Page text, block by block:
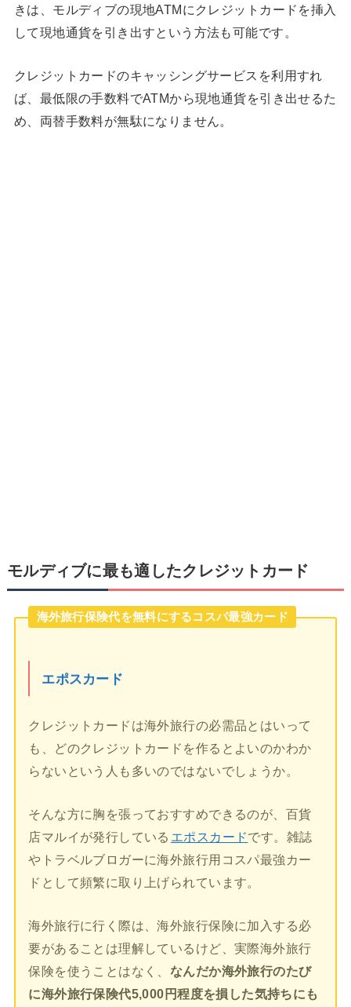
きは、モルディブの現地ATMにクレジットカードを挿入
して現地通貨を引き出すという方法も可能です。
クレジットカードのキャッシングサービスを利用すれ
ば、最低限の手数料でATMから現地通貨を引き出せるた
め、両替手数料が無駄になりません。
モルディブに最も適したクレジットカード
海外旅行保険代を無料にするコスパ最強カード
エポスカード
クレジットカードは海外旅行の必需品とはいって
も、どのクレジットカードを作るとよいのかわか
らないという人も多いのではないでしょうか。
そんな方に胸を張っておすすめできるのが、百貨
店マルイが発行している エポスカードです。雑誌
やトラベルブロガーに海外旅行用コスパ最強カー
ドとして頻繁に取り上げられています。
海外旅行に行く際は、海外旅行保険に加入する必
要があることは理解しているけど、実際海外旅行
保険を使うことはなく、 なんだか海外旅行のたび
に海外旅行保険代5,000円程度を損した気持ちにも